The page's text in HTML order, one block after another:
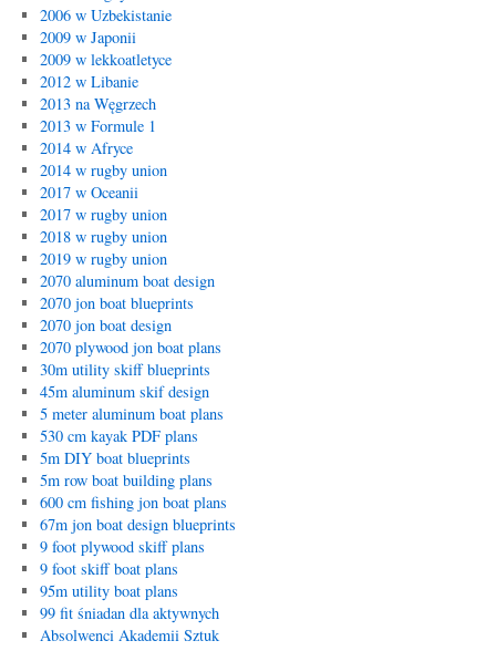
2006 w Uzbekistanie
2009 w Japonii
2009 w lekkoatletyce
2012 w Libanie
2013 na Węgrzech
2013 w Formule 1
2014 w Afryce
2014 w rugby union
2017 w Oceanii
2017 w rugby union
2018 w rugby union
2019 w rugby union
2070 aluminum boat design
2070 jon boat blueprints
2070 jon boat design
2070 plywood jon boat plans
30m utility skiff blueprints
45m aluminum skif design
5 meter aluminum boat plans
530 cm kayak PDF plans
5m DIY boat blueprints
5m row boat building plans
600 cm fishing jon boat plans
67m jon boat design blueprints
9 foot plywood skiff plans
9 foot skiff boat plans
95m utility boat plans
99 fit śniadan dla aktywnych
Absolwenci Akademii Sztuk